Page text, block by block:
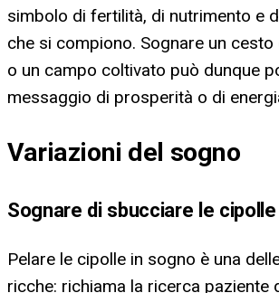
simbolo di fertilità, di nutrimento e
che si compiono. Sognare un
o un campo coltivato può dunque
messaggio di prosperità o di
Variazioni del sogno
Sognare di sbucciare le cipolle
Pelare le cipolle in sogno è una
ricche: richiama la ricerca paziente